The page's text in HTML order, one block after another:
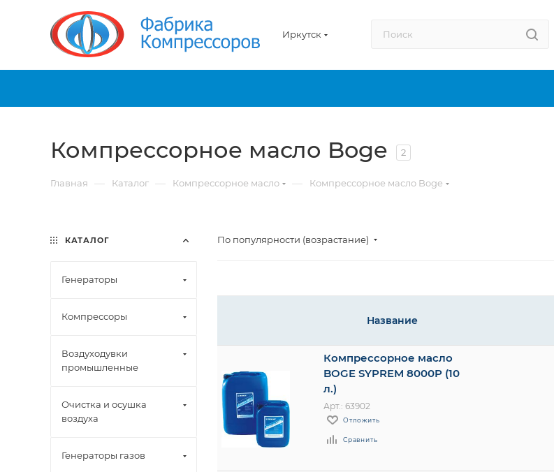
Иркутск
Компрессорное масло Boge 2
Главная — Каталог — Компрессорное масло — Компрессорное масло Boge
По популярности (возрастание)
Название
Компрессорное масло
BOGE SYPREM 8000P (10
л.)
Арт.: 63902
Отложить
Сравнить
КАТАЛОГ
Генераторы
Компрессоры
Воздуходувки
промышленные
Очистка и осушка
воздуха
Генераторы газов